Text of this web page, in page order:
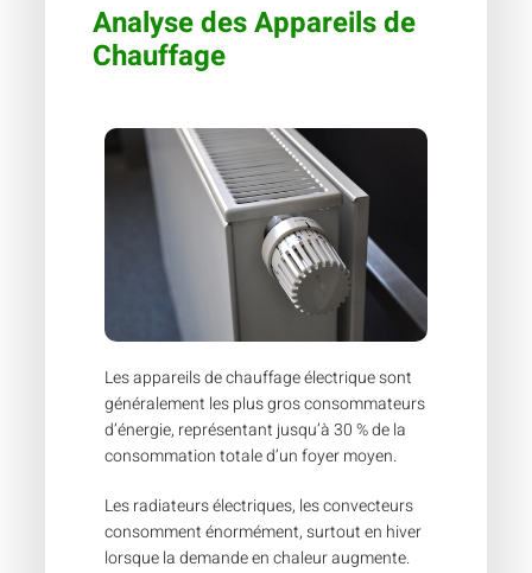
Analyse des Appareils de
Chauffage
Les appareils de chauffage électrique sont
généralement les plus gros consommateurs
d’énergie, représentant jusqu’à 30 % de la
consommation totale d’un foyer moyen.
Les radiateurs électriques, les convecteurs
consomment énormément, surtout en hiver
lorsque la demande en chaleur augmente.